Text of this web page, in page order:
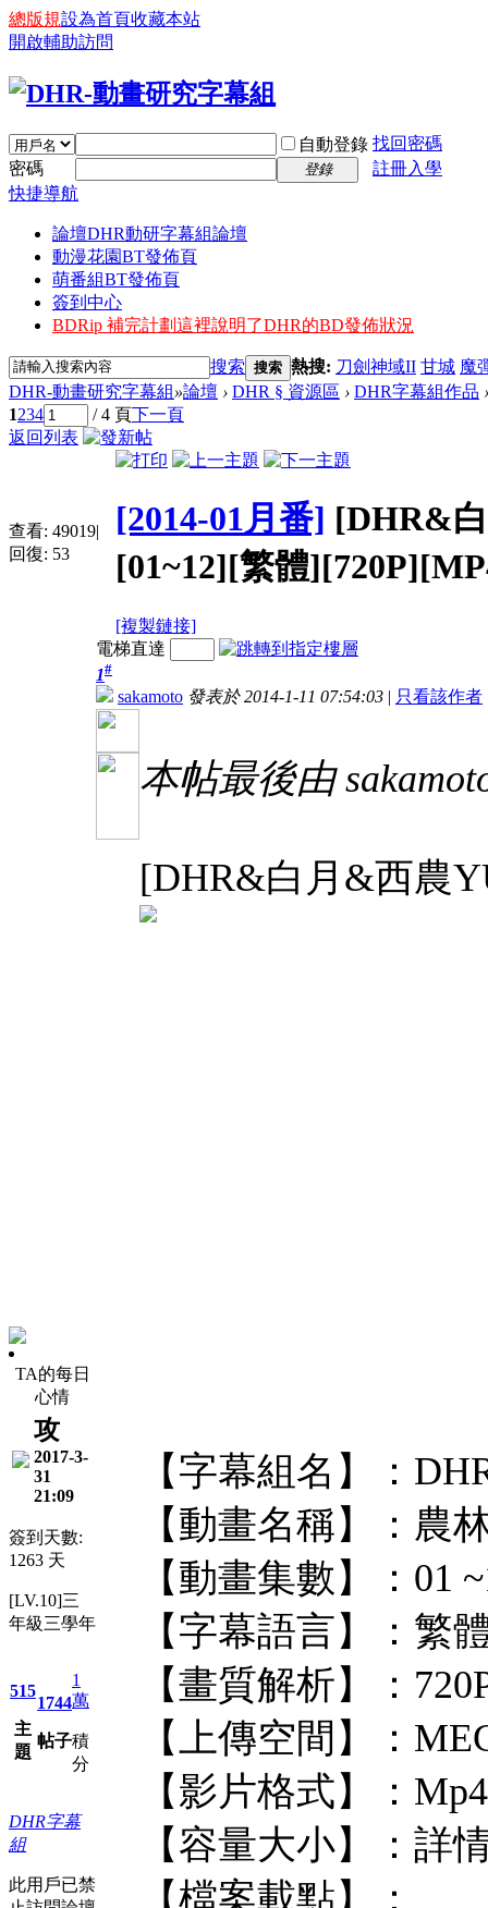
總版規設為首頁收藏本站
開啟輔助訪問
自動登錄 找回密碼
密碼
登錄
註冊入學
快捷導航
論壇DHR動研字幕組論壇
動漫花園BT發佈頁
萌番組BT發佈頁
簽到中心
BDRip 補完計劃這裡說明了DHR的BD發佈狀況
搜索 搜索 熱搜: 刀劍神域II 甘城 魔
DHR-動畫研究字幕組»論壇 › DHR § 資源區 › DHR字幕組作品 ›
1234 / 4 頁下一頁
返回列表
查看: 49019|
回復: 53
[2014-01月番] [DHR&
[01~12][繁體
[複製鏈接]
TA的每日
心情
攻
2017-3-
31
21:09
簽到天數:
1263 天
[LV.10]三
年級三學年
515
主
題
1744
帖子
1
萬
積
分
DHR字幕
組
此用戶已禁
電梯直達
1#
sakamoto 發表於 2014-1-11 07:54:03 | 只看該作者
本帖最後由
[DHR&白月&西農
【字幕組名】：
【動畫名稱】：農
【動畫集數】：01
【字幕語言】：繁
【畫質解析】：
【上傳空間】：
【影片格式】：Mp4
【容量大小】：詳
【檔案載點】：